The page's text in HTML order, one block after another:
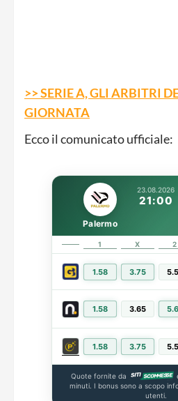
>> SERIE A, GLI ARBITRI
GIORNATA
Ecco il comunicato ufficiale:
23.08.2026
21:00
Palermo
1 X 2
1.58 3.75
1.58 3.65
1.58 3.75
Quote fornite da
minuti. I bonus sono a scopo
utenti.